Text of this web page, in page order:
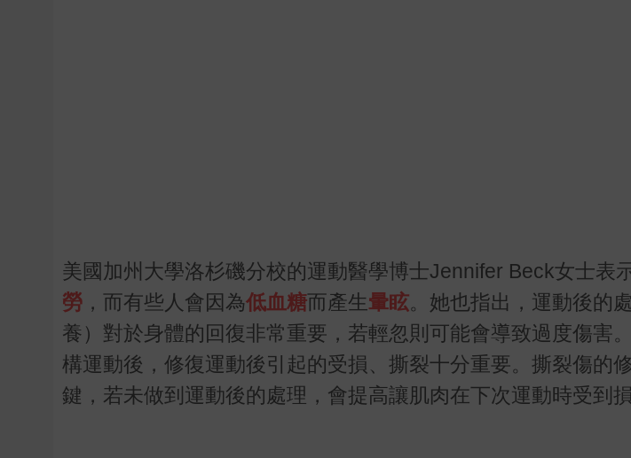
美國加州大學洛杉磯分校的運動醫學博士Jennifer Beck女士表
勞 ，而有些人會因為低血糖而產生暈眩。她也指出，運動後的
養）對於身體的回復非常重要，若輕忽則可能會導致過度傷害
構運動後，修復運動後引起的受損、撕裂十分重要。撕裂傷的
鍵，若未做到運動後的處理，會提高讓肌肉在下次運動時受到損